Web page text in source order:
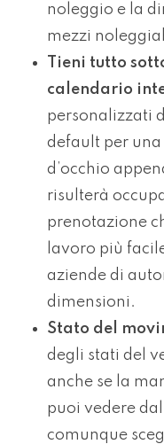
noleggio e la
mezzi
Tieni tutto
calendario
personalizzati
default per
d’occhio
risulterà
prenotazione
lavoro più
aziende di
dimensioni.
Stato del
degli stati del
anche se la
puoi vedere
comunque